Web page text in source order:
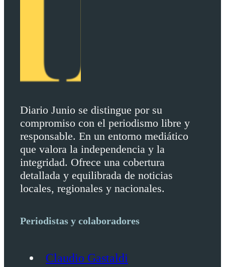
Diario Junio se distingue por su
compromiso con el periodismo libre y
responsable. En un entorno mediático
que valora la independencia y la
integridad. Ofrece una cobertura
detallada y equilibrada de noticias
locales, regionales y nacionales.
Periodistas y colaboradores
Claudio Gastaldi